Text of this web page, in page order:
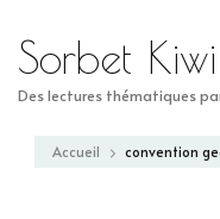
Sorbet Kiwi
Des lectures thématiques
Accueil convention